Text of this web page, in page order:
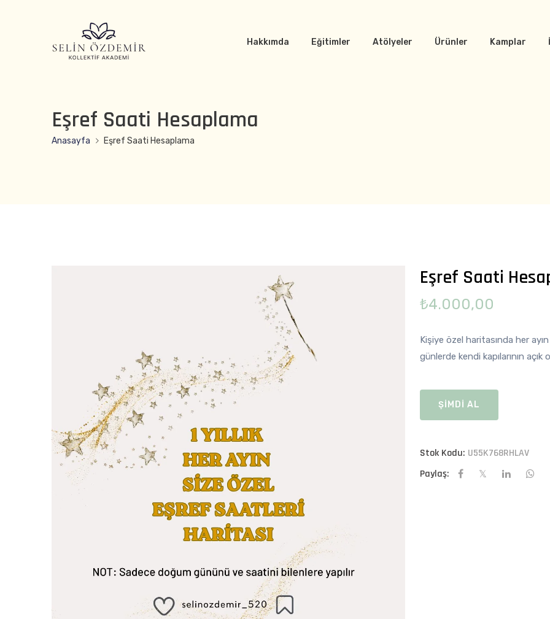
Hakkımda Eğitimler Atölyeler Ürünler Kamplar
Eşref Saati Hesaplama
Anasayfa Eşref Saati Hesaplama
Eşref Saati
₺4.000,00
Kişiye özel haritasında her
günlerde kendi kapılarının
ŞİMDİ AL
Stok Kodu: U55K768RHLAV
Paylaş: